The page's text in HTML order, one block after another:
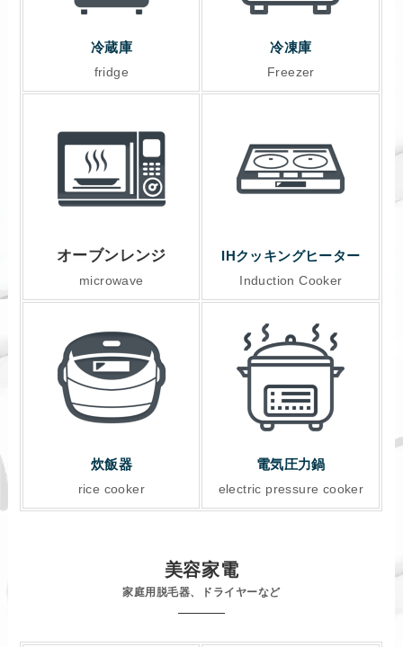
冷蔵庫
fridge
冷凍庫
Freezer
オーブンレンジ
microwave
IHクッキングヒーター
Induction Cooker
炊飯器
rice cooker
電気圧力鍋
electric pressure cooker
美容家電
家庭用脱毛器、ドライヤーなど